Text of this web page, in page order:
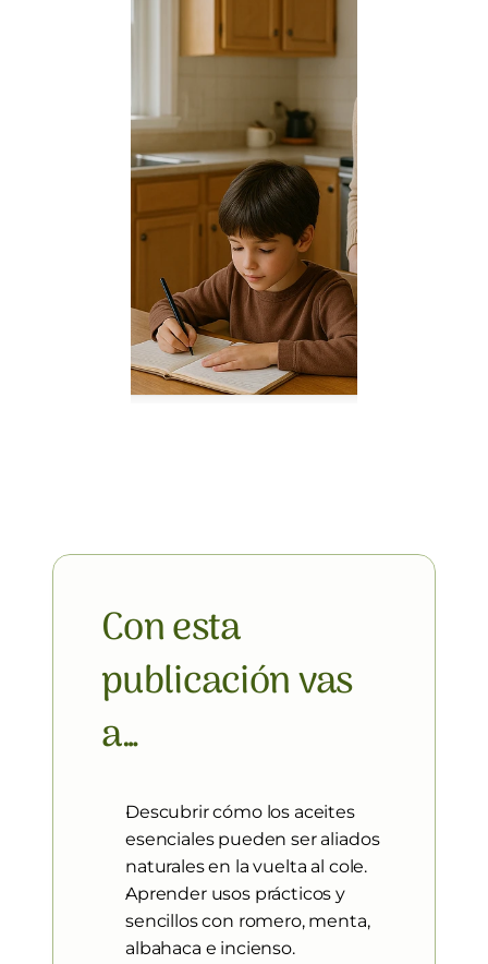
Con esta
publicación vas
a…
Descubrir cómo los aceites
esenciales pueden ser aliados
naturales en la vuelta al cole.
Aprender usos prácticos y
sencillos con romero, menta,
albahaca e incienso.